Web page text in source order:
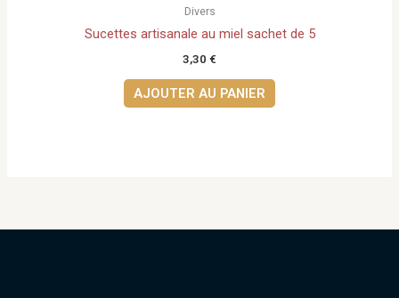
Divers
Sucettes artisanale au miel sachet de 5
3,30 €
AJOUTER AU PANIER